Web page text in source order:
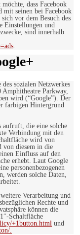
dass Facebook
mit seinen bei Facebook
vor dem Besuch des
Einstellungen und
sind innerhalb
.
sozialen Netzwerkes
Parkway,
wird (“Google”). Der
farbigen Hintergrund
aufruft, die eine solche
Verbindung mit den
wird von
von diesem in die
Einfluss auf den
erhebt. Laut Google
personenbezogenen
werden solche Daten,
Verarbeitung und
Rechte und
können die
Schaltfläche
+1button.html und
.